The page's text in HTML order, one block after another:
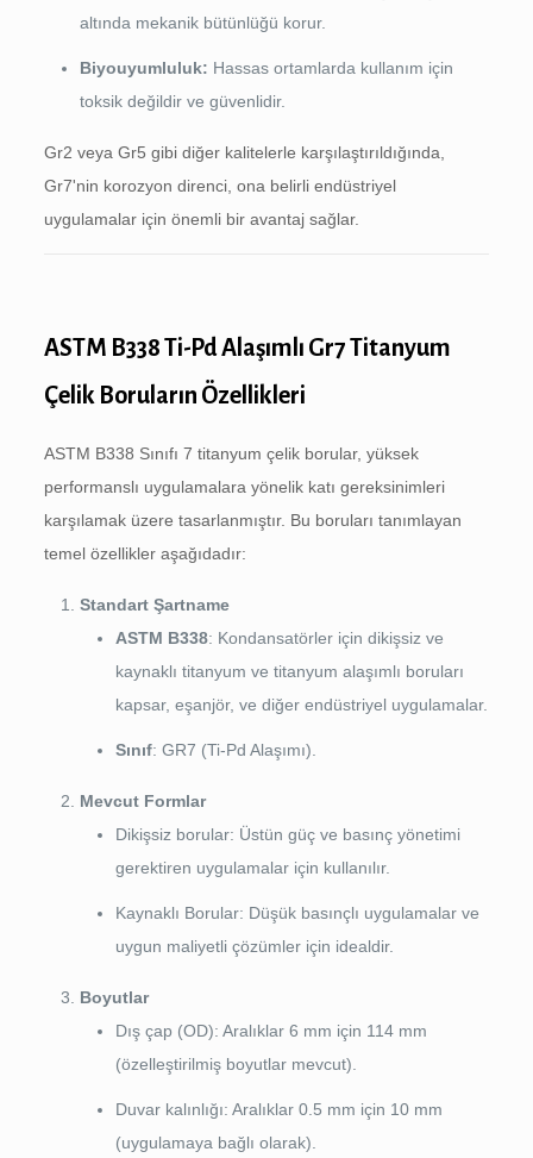
altında mekanik bütünlüğü korur.
Biyouyumluluk: Hassas ortamlarda kullanım için
toksik değildir ve güvenlidir.
Gr2 veya Gr5 gibi diğer kalitelerle karşılaştırıldığında,
Gr7'nin korozyon direnci, ona belirli endüstriyel
uygulamalar için önemli bir avantaj sağlar.
ASTM B338 Ti-Pd Alaşımlı Gr7 Titanyum
Çelik Boruların Özellikleri
ASTM B338 Sınıfı 7 titanyum çelik borular, yüksek
performanslı uygulamalara yönelik katı gereksinimleri
karşılamak üzere tasarlanmıştır. Bu boruları tanımlayan
temel özellikler aşağıdadır:
Standart Şartname
ASTM B338: Kondansatörler için dikişsiz ve
kaynaklı titanyum ve titanyum alaşımlı boruları
kapsar, eşanjör, ve diğer endüstriyel uygulamalar.
Sınıf: GR7 (Ti-Pd Alaşımı).
Mevcut Formlar
Dikişsiz borular: Üstün güç ve basınç yönetimi
gerektiren uygulamalar için kullanılır.
Kaynaklı Borular: Düşük basınçlı uygulamalar ve
uygun maliyetli çözümler için idealdir.
Boyutlar
Dış çap (OD): Aralıklar 6 mm için 114 mm
(özelleştirilmiş boyutlar mevcut).
Duvar kalınlığı: Aralıklar 0.5 mm için 10 mm
(uygulamaya bağlı olarak).